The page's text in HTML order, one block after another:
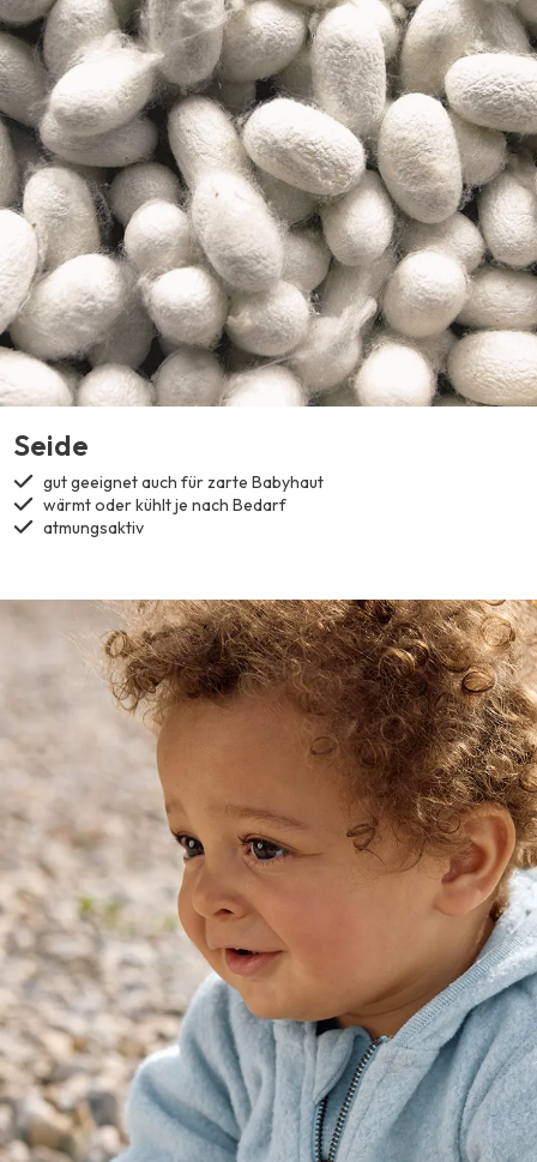
Seide
gut geeignet auch für zarte Babyhaut
wärmt oder kühlt je nach Bedarf
atmungsaktiv